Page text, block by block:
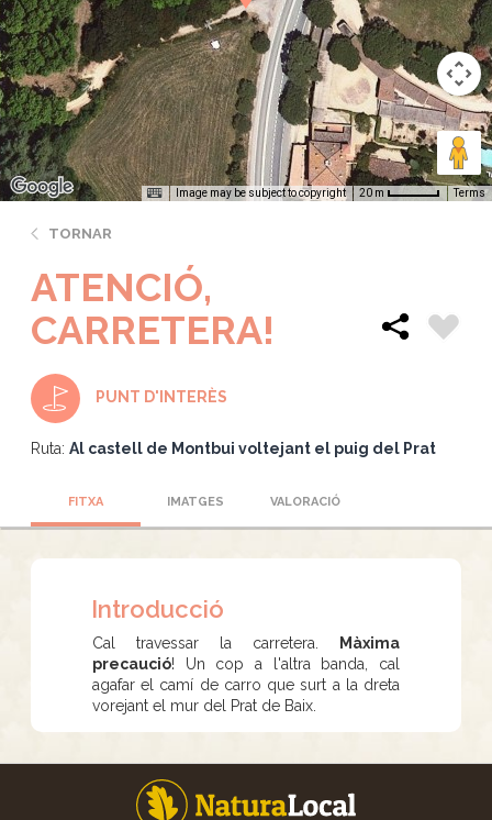
Image may be subject to copyright 20 m Terms
TORNAR
ATENCIÓ,
CARRETERA!
PUNT D'INTERÈS
Ruta: Al castell de Montbui voltejant el puig del Prat
FITXA IMATGES VALORACIÓ
Introducció
Cal travessar la carretera.
Màxima
precaució! Un cop a l'altra banda, cal
agafar el camí de carro que surt a la dreta
vorejant el mur del Prat de Baix.